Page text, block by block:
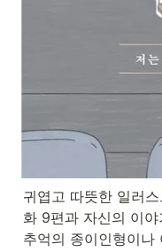
귀엽고 따뜻한 일러
화 9편과 자신의 이
추억의 종이인형이나